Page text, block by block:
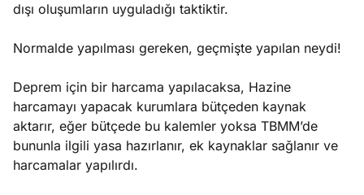
dışı oluşumların uyguladığı taktiktir.
Normalde yapılması gereken, geçmişte yapılan neydi!
Deprem için bir harcama yapılacaksa, Hazine
harcamayı yapacak kurumlara bütçeden kaynak
aktarır, eğer bütçede bu kalemler yoksa TBMM’de
bununla ilgili yasa hazırlanır, ek kaynaklar sağlanır ve
harcamalar yapılırdı.